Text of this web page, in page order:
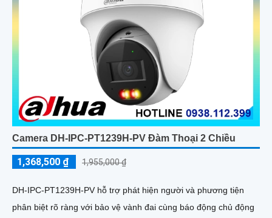
Camera DH-IPC-PT1239H-PV Đàm Thoại 2 Chiều
1,368,500 ₫ 1,955,000 ₫
DH-IPC-PT1239H-PV hỗ trợ phát hiện người và phương tiện
phân biệt rõ ràng với bảo vệ vành đai cùng báo động chủ động